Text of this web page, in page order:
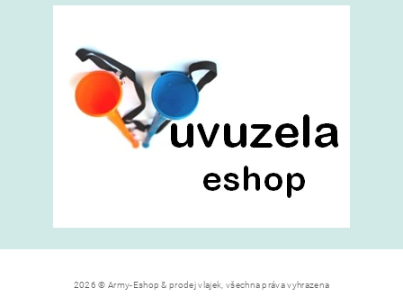
2026 © Army-Eshop & prodej vlajek, všechna práva vyhrazena